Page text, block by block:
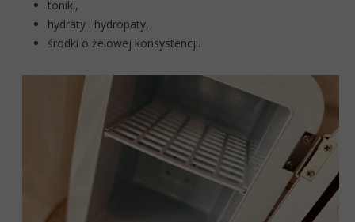
toniki,
hydraty i hydropaty,
środki o żelowej konsystencji.